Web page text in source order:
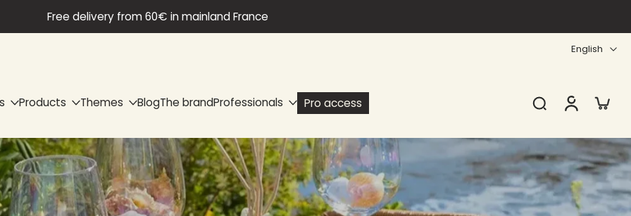
Free delivery from 60€ in mainland France
English
Products Themes BlogThe brandProfessionals Pro access